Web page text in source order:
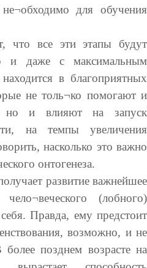
для обучения
что все эти этапы будут
и даже с максимальным
в благоприятных
не толь¬ко помогают и
но и влияют на запуск
на темпы увеличения
насколько это важно
онтогенеза.
развитие важнейшее
(лобного)
Правда, ему предстоит
возможно, и не
позднем возрасте на